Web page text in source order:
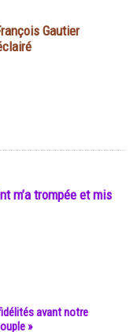
Gautier
m’a trompée et mis
avant notre
»